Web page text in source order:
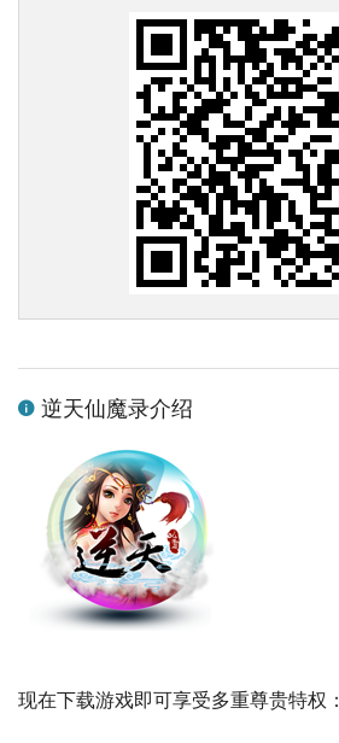
逆天仙魔录介绍
现在下载游戏即可享受多重尊贵特权：